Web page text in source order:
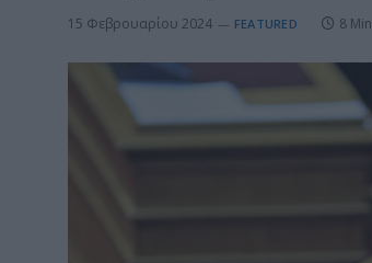
15 Φεβρουαρίου 2024 FEATURED 8